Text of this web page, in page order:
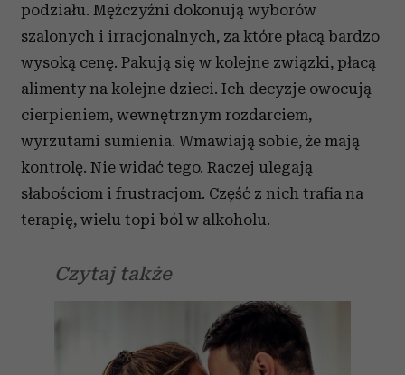
podziału. Mężczyźni dokonują wyborów
szalonych i irracjonalnych, za które płacą bardzo
wysoką cenę. Pakują się w kolejne związki, płacą
alimenty na kolejne dzieci. Ich decyzje owocują
cierpieniem, wewnętrznym rozdarciem,
wyrzutami sumienia. Wmawiają sobie, że mają
kontrolę. Nie widać tego. Raczej ulegają
słabościom i frustracjom. Część z nich trafia na
terapię, wielu topi ból w alkoholu.
Czytaj także